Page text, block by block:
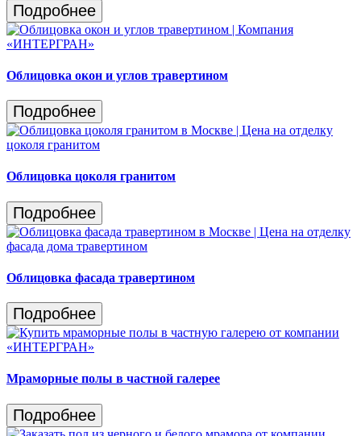
Подробнее
Облицовка окон и углов травертином
Подробнее
Облицовка цоколя гранитом
Подробнее
Облицовка фасада травертином
Подробнее
Мраморные полы в частной галерее
Подробнее